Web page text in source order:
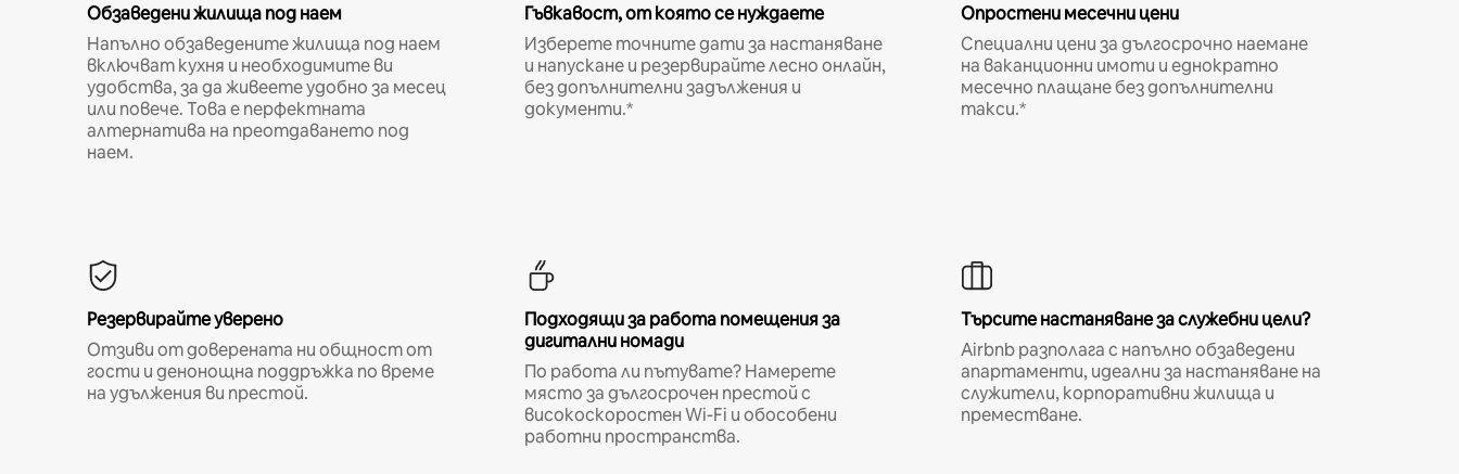
Обзаведени жилища под наем
Напълно обзаведените жилища под наем
включват кухня и необходимите ви
удобства, за да живеете удобно за месец
или повече. Това е перфектната
алтернатива на преотдаването под
наем.
Гъвкавост, от която се нуждаете
Изберете точните дати за настаняване
и напускане и резервирайте лесно онлайн,
без допълнителни задължения и
документи.*
Опростени месечни цени
Специални цени за дългосрочно наемане
на ваканционни имоти и еднократно
месечно плащане без допълнителни
такси.*
Резервирайте уверено
Отзиви от доверената ни общност от
гости и денонощна поддръжка по време
на удължения ви престой.
Подходящи за работа помещения за
дигитални номади
По работа ли пътувате? Намерете
място за дългосрочен престой с
високоскоростен Wi-Fi и обособени
работни пространства.
Търсите настаняване за служебни цели?
Airbnb разполага с напълно обзаведени
апартаменти, идеални за настаняване на
служители, корпоративни жилища и
преместване.